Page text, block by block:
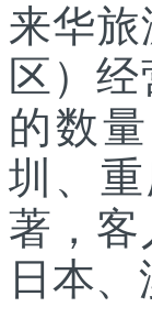
来华旅
区）
的数
圳、
著，
日本